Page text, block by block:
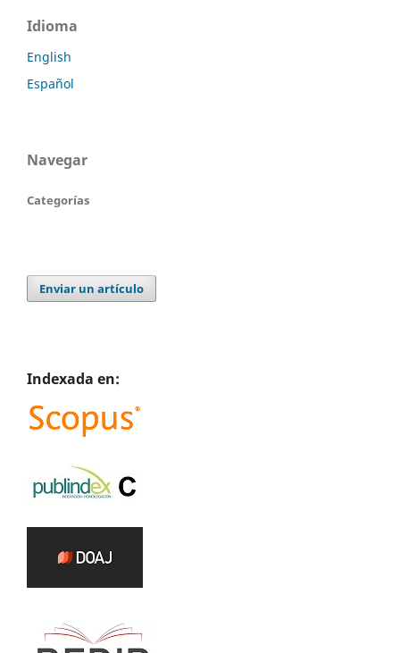
Idioma
English
Español
Navegar
Categorías
Enviar un artículo
Indexada en: